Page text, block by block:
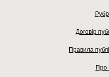
Договір
Правила
Про